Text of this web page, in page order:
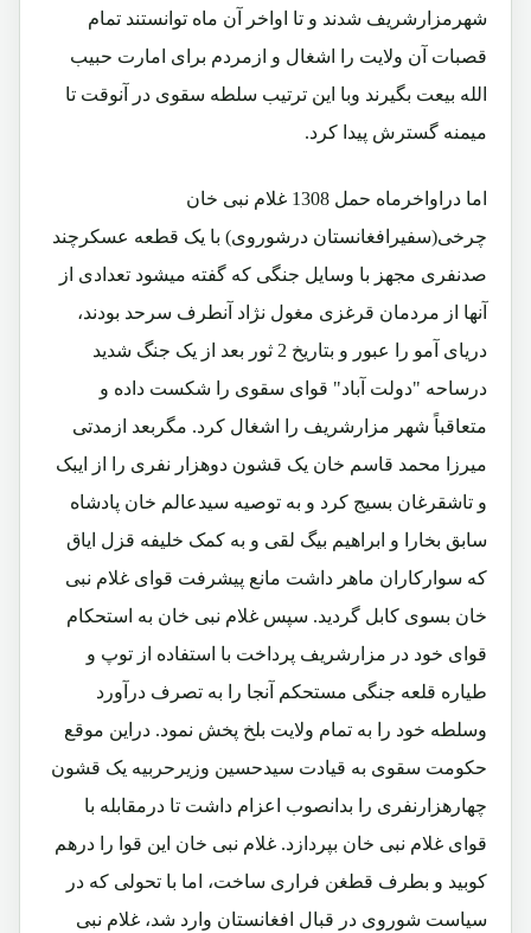
شهرمزارشریف شدند و تا اواخر آن ماه توانستند تمام
قصبات آن ولایت را اشغال و ازمردم برای امارت حبیب
الله بیعت بگیرند وبا این ترتیب سلطه سقوی در آنوقت تا
میمنه گسترش پیدا کرد.
اما دراواخرماه حمل 1308 غلام نبی خان
چرخی(سفیرافغانستان درشوروی) با یک قطعه عسکرچند
صدنفری مجهز با وسایل جنگی که گفته میشود تعدادی از
آنها از مردمان قرغزی مغول نژاد آنطرف سرحد بودند،
دریای آمو را عبور و بتاریخ 2 ثور بعد از یک جنگ شدید
درساحه "دولت آباد" قوای سقوی را شکست داده و
متعاقباً شهر مزارشریف را اشغال کرد. مگربعد ازمدتی
میرزا محمد قاسم خان یک قشون دوهزار نفری را از ایبک
و تاشقرغان بسیج کرد و به توصیه سیدعالم خان پادشاه
سابق بخارا و ابراهیم بیگ لقی و به کمک خلیفه قزل ایاق
که سوارکاران ماهر داشت مانع پیشرفت قوای غلام نبی
خان بسوی کابل گردید. سپس غلام نبی خان به استحکام
قوای خود در مزارشریف پرداخت با استفاده از توپ و
طیاره قلعه جنگی مستحکم آنجا را به تصرف درآورد
وسلطه خود را به تمام ولایت بلخ پخش نمود. دراین موقع
حکومت سقوی به قیادت سیدحسین وزیرحربیه یک قشون
چهارهزارنفری را بدانصوب اعزام داشت تا درمقابله با
قوای غلام نبی خان بپردازد. غلام نبی خان این قوا را درهم
کوبید و بطرف قطغن فراری ساخت، اما با تحولی که در
سیاست شوروی در قبال افغانستان وارد شد، غلام نبی